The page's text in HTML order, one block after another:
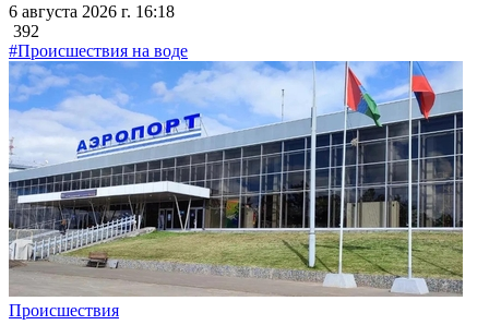
6 августа 2026 г. 16:18
392
#Происшествия на воде
Происшествия